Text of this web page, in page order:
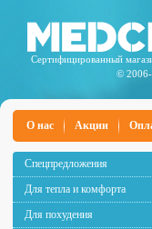
Сертифицированный
©
О нас Акции
Спецпредложения
Для тепла и комфорта
Для похудения